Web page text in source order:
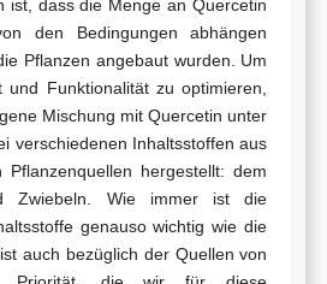
ist, dass die Menge an Quercetin
den Bedingungen abhängen
Pflanzen angebaut wurden. Um
und Funktionalität zu optimieren,
Mischung mit Quercetin unter
verschiedenen Inhaltsstoffen aus
Pflanzenquellen hergestellt: dem
Zwiebeln. Wie immer ist die
genauso wichtig wie die
auch bezüglich der Quellen von